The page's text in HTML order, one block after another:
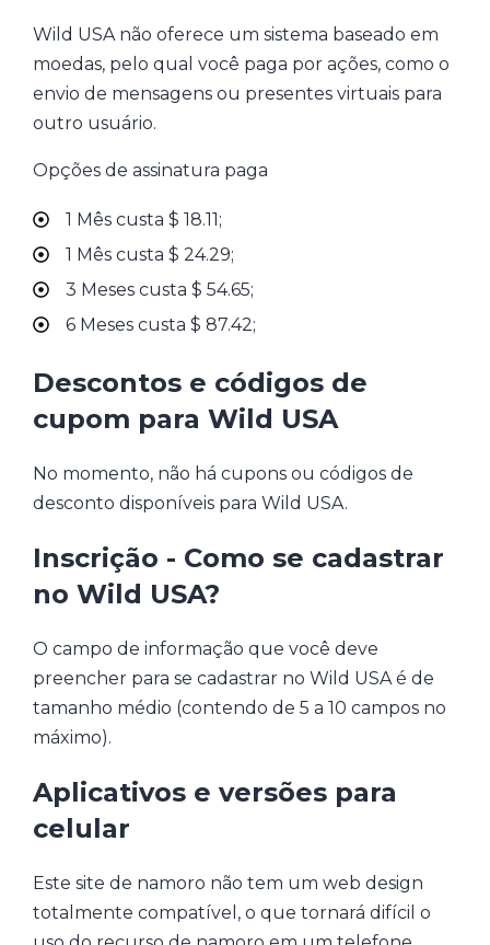
Wild USA não oferece um sistema baseado em
moedas, pelo qual você paga por ações, como o
envio de mensagens ou presentes virtuais para
outro usuário.
Opções de assinatura paga
1 Mês custa $ 18.11;
1 Mês custa $ 24.29;
3 Meses custa $ 54.65;
6 Meses custa $ 87.42;
Descontos e códigos de
cupom para Wild USA
No momento, não há cupons ou códigos de
desconto disponíveis para Wild USA.
Inscrição - Como se cadastrar
no Wild USA?
O campo de informação que você deve
preencher para se cadastrar no Wild USA é de
tamanho médio (contendo de 5 a 10 campos no
máximo).
Aplicativos e versões para
celular
Este site de namoro não tem um web design
totalmente compatível, o que tornará difícil o